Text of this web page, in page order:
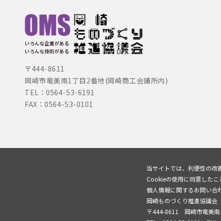
いろんな企業がある
いろんな技術がある
〒444-8611
岡崎市竜美南1丁目2番地(岡崎商工会議所内)
TEL：0564-53-6191
FAX：0564-53-0101
当サイトでは、利便性の改
Cookieの使用に同意した
個人情報に関するお問い合
岡崎ものづくり推進協議会
〒444-8611 岡崎市竜美